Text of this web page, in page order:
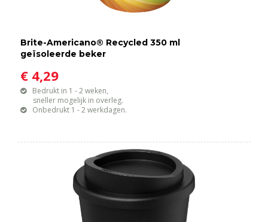
Brite-Americano® Recycled 350 ml
geïsoleerde beker
€ 4,29
Bedrukt in 1 - 2 weken,
sneller mogelijk in overleg.
Onbedrukt 1 - 2 werkdagen.